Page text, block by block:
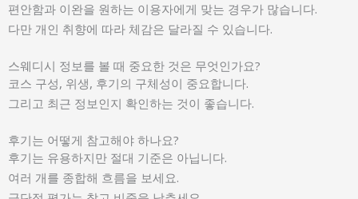
편안함과 이완을 원하는 이용자에게 맞는 경우가 많습니다.
다만 개인 취향에 따라 체감은 달라질 수 있습니다.
스웨디시 정보를 볼 때 중요한 것은 무엇인가요?
코스 구성, 위생, 후기의 구체성이 중요합니다.
그리고 최근 정보인지 확인하는 것이 좋습니다.
후기는 어떻게 참고해야 하나요?
후기는 유용하지만 절대 기준은 아닙니다.
여러 개를 종합해 흐름을 보세요.